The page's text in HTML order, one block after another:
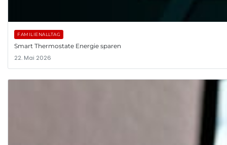
FAMILIENALLTAG
Smart Thermostate Energie sparen
22. Mai 2026